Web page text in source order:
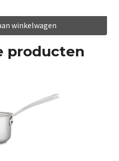
winkelwagen
producten